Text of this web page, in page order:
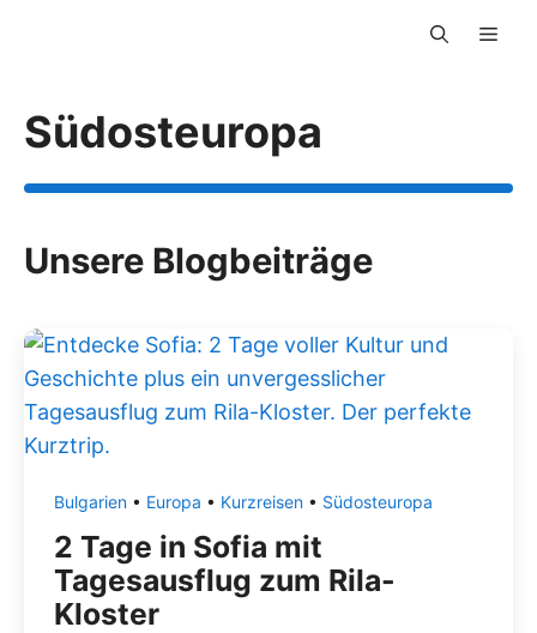
Südosteuropa
Unsere Blogbeiträge
Bulgarien • Europa • Kurzreisen • Südosteuropa
2 Tage in Sofia mit
Tagesausflug zum Rila-
Kloster